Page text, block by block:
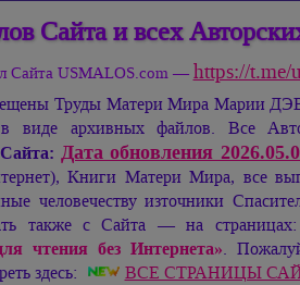
Сайта и всех
Сайта USMALOS.com — https://t.me/
Труды Матери Мира Марии
в виде архивных файлов. Все
Дата обновления
Книги Матери Мира, все
человечеству източники
также с Сайта — на страницах:
чтения без Интернета».
здесь:
ВСЕ СТРАНИЦЫ